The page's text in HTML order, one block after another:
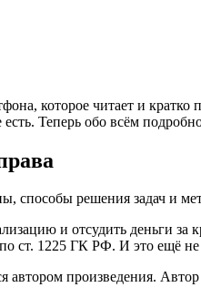
которое читает и
Теперь обо всём
способы решения задач и
и отсудить деньги
ст. 1225 ГК РФ. И это ещё не
произведения.